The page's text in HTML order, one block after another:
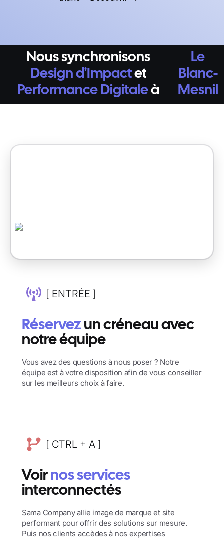
Nous synchronisons
Design d'Impactet
Performance Digitaleà
Le
Blanc-
Mesnil
[ ENTRÉE ]
Réservez un créneau avec
notre équipe
Vous avez des questions à nous poser ? Notre
équipe est à votre disposition afin de vous conseiller
sur les meilleurs choix à faire.
[ CTRL + A ]
Voir nos services
interconnectés
Sama Company allie image de marque et site
performant pour offrir des solutions sur mesure.
Puis nos clients accèdes à nos expertises